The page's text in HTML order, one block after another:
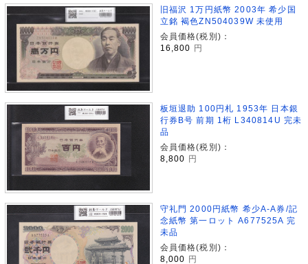
旧福沢 1万円紙幣 2003年 希少国
立銘 褐色ZN504039W 未使用
会員価格(税別)：
16,800
円
板垣退助 100円札 1953年 日本銀
行券B号 前期 1桁 L340814U 完未
品
会員価格(税別)：
8,800
円
守礼門 2000円紙幣 希少A-A券/記
念紙幣 第一ロット A677525A 完
未品
会員価格(税別)：
8,000 円